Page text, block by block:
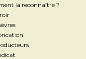
la reconnaître ?